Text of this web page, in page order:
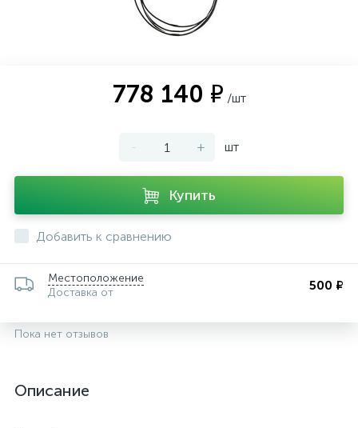
778 140 ₽ /шт
- + шт
Купить
Добавить к сравнению
Местоположение
Доставка от
500 ₽
Пока нет отзывов
Описание